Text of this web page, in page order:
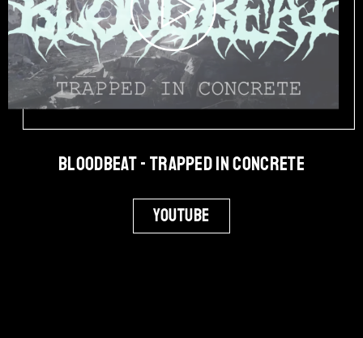
Bloodbeat - Trapped in Concrete
Youtube